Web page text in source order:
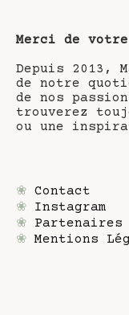
Merci de
Depuis 2013,
de notre
de nos
trouverez
ou une
❀ Contact
❀ Instagram
❀ Partenaires
❀ Mentions